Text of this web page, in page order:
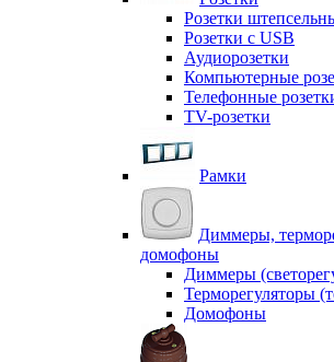
Розетки
Розетки с USB
Аудиорозетки
Компьютерные
Телефонные
TV-розетки
Рамки
Диммеры,
домофоны
Диммеры
Терморегуляторы
Домофоны